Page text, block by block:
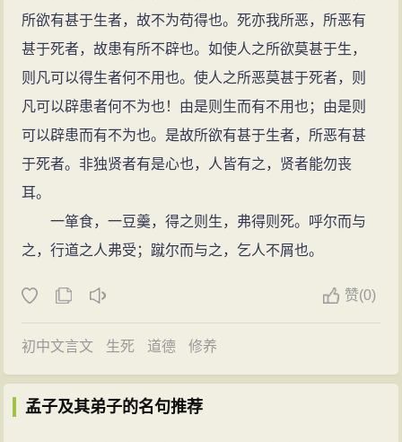
所欲有甚于生者，故不为苟得也。死亦我所恶，所恶有
甚于死者，故患有所不辟也。如使人之所欲莫甚于生，
则凡可以得生者何不用也。使人之所恶莫甚于死者，则
凡可以辟患者何不为也！由是则生而有不用也；由是则
可以辟患而有不为也。是故所欲有甚于生者，所恶有甚
于死者。非独贤者有是心也，人皆有之，贤者能勿丧
耳。
一箪食，一豆羹，得之则生，弗得则死。呼尔而与
之，行道之人弗受；蹴尔而与之，乞人不屑也。
赞(0)
初中文言文 生死 道德 修养
孟子及其弟子的名句推荐